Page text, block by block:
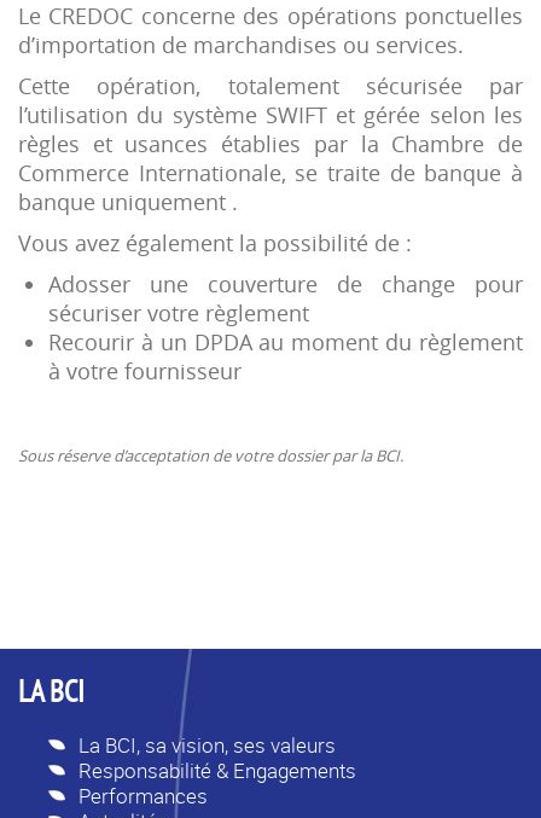
Le CREDOC concerne des opérations ponctuelles
d’importation de marchandises ou services.
Cette opération, totalement sécurisée par
l’utilisation du système SWIFT et gérée selon les
règles et usances établies par la Chambre de
Commerce Internationale, se traite de banque à
banque uniquement .
Vous avez également la possibilité de :
Adosser une couverture de change pour
sécuriser votre règlement
Recourir à un DPDA au moment du règlement
à votre fournisseur
Sous réserve d’acceptation de votre dossier par la BCI.
LA BCI
La BCI, sa vision, ses valeurs
Responsabilité & Engagements
Performances